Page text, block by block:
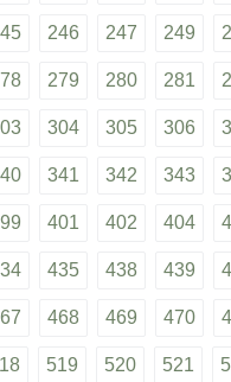
246 247 249
279 280 281
304 305 306
341 342 343
401 402 404
435 438 439
468 469 470
519 520 521